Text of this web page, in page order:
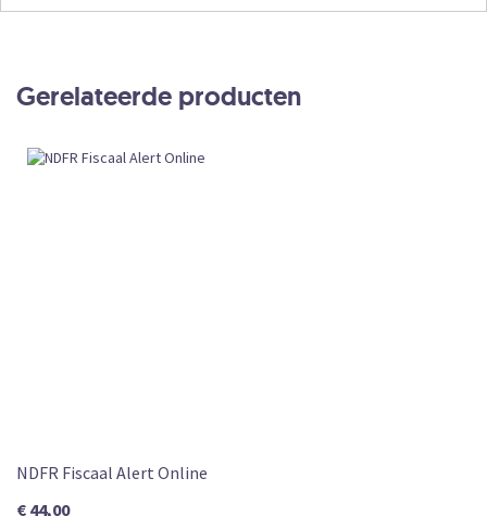
Intekening
Vrijgegeven
Gerelateerde producten
NDFR Fiscaal Alert Online
€ 44,00